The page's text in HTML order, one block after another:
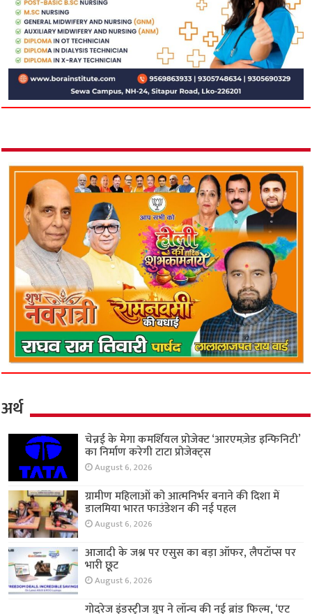
अर्थ
चेन्नई के मेगा कमर्शियल प्रोजेक्ट ‘आरएमज़ेड इन्फिनिटी’
का निर्माण करेगी टाटा प्रोजेक्ट्स
August 6, 2026
ग्रामीण महिलाओं को आत्मनिर्भर बनाने की दिशा में
डालमिया भारत फाउंडेशन की नई पहल
August 6, 2026
आजादी के जश्न पर एसुस का बड़ा ऑफर, लैपटॉप्स पर
भारी छूट
August 6, 2026
गोदरेज इंडस्ट्रीज ग्रुप ने लॉन्च की नई ब्रांड फिल्म, ‘एट